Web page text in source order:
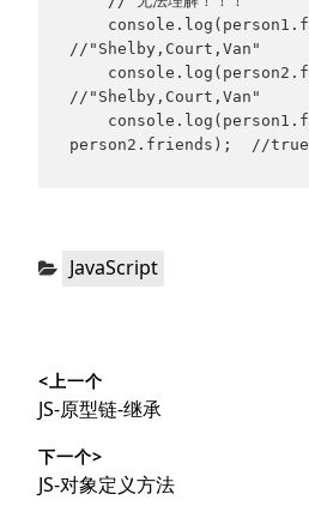
//"Shelby,Court,Van"
//"Shelby,Court,Van"
person2.friends);  //true
分
JavaScript
章
导
航
<上一个
上
文
章：
JS-原型链-继承
下一个>
下
JS-对象定义方法